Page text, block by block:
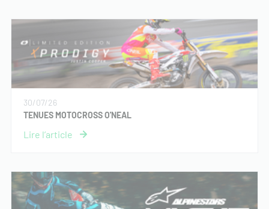
30/07/26
TENUES MOTOCROSS O'NEAL